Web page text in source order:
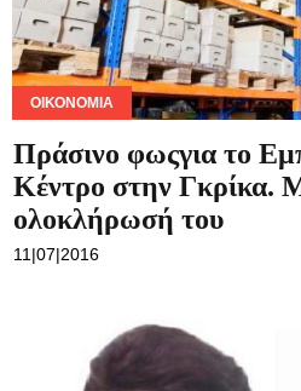
ΟΙΚΟΝΟΜΊΑ
Πράσινο φωςγια το
Κέντρο στην Γκρίκα.
ολοκλήρωσή του
11|07|2016